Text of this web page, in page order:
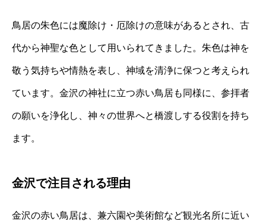
鳥居の朱色には魔除け・厄除けの意味があるとされ、古
代から神聖な色として用いられてきました。朱色は神を
敬う気持ちや情熱を表し、神域を清浄に保つと考えられ
ています。金沢の神社に立つ赤い鳥居も同様に、参拝者
の願いを浄化し、神々の世界へと橋渡しする役割を持ち
ます。
金沢で注目される理由
金沢の赤い鳥居は、兼六園や美術館など観光名所に近い